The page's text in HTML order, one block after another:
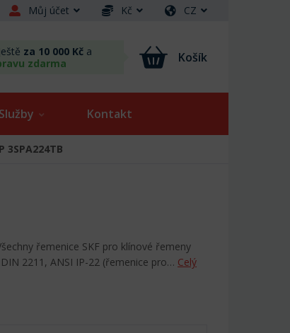
Můj účet Kč CZ
za 10 000 Kč a
zdarma Košík
Služby Kontakt
3SPA224TB
řemenice SKF pro klínové řemeny
2211, ANSI IP-22 (řemenice pro… Celý